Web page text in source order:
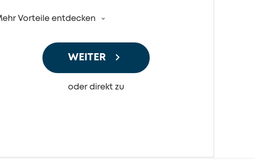
Vorteile entdecken
WEITER
oder direkt zu